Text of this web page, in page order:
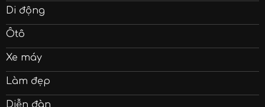
Di động
Ôtô
Xe máy
Làm đẹp